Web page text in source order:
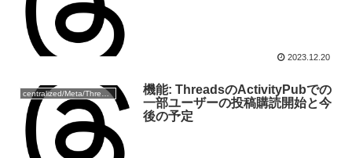
2023.12.20
centralized/Meta/Threads
機能: ThreadsのActivityPubでの
一部ユーザーの投稿購読開始と今
後の予定